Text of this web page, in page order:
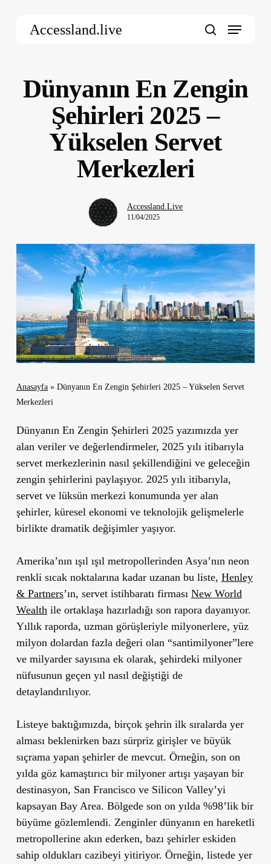
Accessland.live Menu
Dünyanın En Zengin
Şehirleri 2025 –
Yükselen Servet
Merkezleri
Accessland.Live
11/04/2025
Anasayfa» Dünyanın En Zengin Şehirleri 2025 – Yükselen Servet
Merkezleri
Dünyanın En Zengin Şehirleri 2025 yazımızda yer
alan veriler ve değerlendirmeler, 2025 yılı itibarıyla
servet merkezlerinin nasıl şekillendiğini ve geleceğin
zengin şehirlerini paylaşıyor. 2025 yılı itibarıyla,
servet ve lüksün merkezi konumunda yer alan
şehirler, küresel ekonomi ve teknolojik gelişmelerle
birlikte dramatik değişimler yaşıyor.
Amerika’nın ışıl ışıl metropollerinden Asya’nın neon
renkli sıcak noktalarına kadar uzanan bu liste, Henley
& Partners’ın, servet istihbaratı firması New World
Wealth ile ortaklaşa hazırladığı son rapora dayanıyor.
Yıllık raporda, uzman görüşleriyle milyonerlere, yüz
milyon dolardan fazla değeri olan “santimilyoner”lere
ve milyarder sayısına ek olarak, şehirdeki milyoner
nüfusunun geçen yıl nasıl değiştiği de
detaylandırılıyor.
Listeye baktığımızda, birçok şehrin ilk sıralarda yer
alması beklenirken bazı sürpriz girişler ve büyük
sıçrama yapan şehirler de mevcut. Örneğin, son on
yılda göz kamaştırıcı bir milyoner artışı yaşayan bir
destinasyon, San Franciscove Silicon Valley’yi
kapsayan Bay Area. Bölgede son on yılda %98’lik bir
büyüme gözlemlendi. Zenginler dünyanın en hareketli
metropollerine akın ederken, bazı şehirler eskiden
sahip oldukları cazibeyi yitiriyor. Örneğin, listede yer